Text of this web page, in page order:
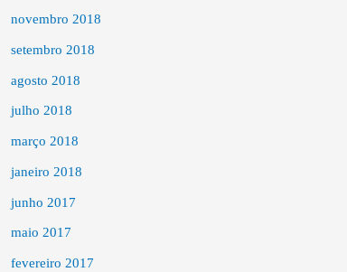
novembro 2018
setembro 2018
agosto 2018
julho 2018
março 2018
janeiro 2018
junho 2017
maio 2017
fevereiro 2017